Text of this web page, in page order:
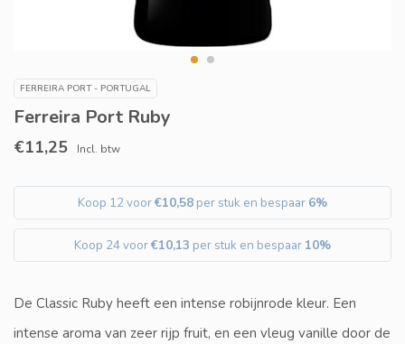
FERREIRA PORT - PORTUGAL
Ferreira Port Ruby
€11,25 Incl. btw
Koop 12 voor€10,58 per stuk en bespaar 6%
Koop 24 voor€10,13 per stuk en bespaar 10%
De Classic Ruby heeft een intense robijnrode kleur. Een
intense aroma van zeer rijp fruit, en een vleug vanille door de